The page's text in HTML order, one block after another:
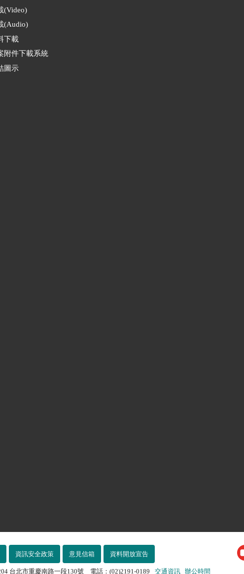
(Video)
(Audio)
下載
附件下載系統
圖示
資訊安全政策 意見信箱 資料開放宣告
台北市重慶南路一段130號 電話：(02)2191-0189 交通資訊 辦公時間